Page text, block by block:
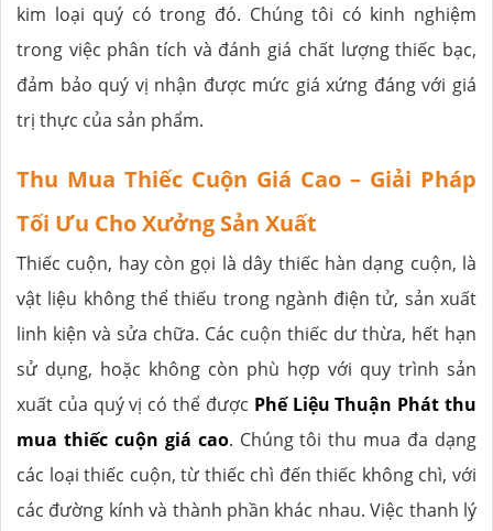
kim loại quý có trong đó. Chúng tôi có kinh nghiệm
trong việc phân tích và đánh giá chất lượng thiếc bạc,
đảm bảo quý vị nhận được mức giá xứng đáng với giá
trị thực của sản phẩm.
Thu Mua Thiếc Cuộn Giá Cao – Giải Pháp
Tối Ưu Cho Xưởng Sản Xuất
Thiếc cuộn, hay còn gọi là dây thiếc hàn dạng cuộn, là
vật liệu không thể thiếu trong ngành điện tử, sản xuất
linh kiện và sửa chữa. Các cuộn thiếc dư thừa, hết hạn
sử dụng, hoặc không còn phù hợp với quy trình sản
xuất của quý vị có thể được Phế Liệu Thuận Phát thu
mua thiếc cuộn giá cao. Chúng tôi thu mua đa dạng
các loại thiếc cuộn, từ thiếc chì đến thiếc không chì, với
các đường kính và thành phần khác nhau. Việc thanh lý